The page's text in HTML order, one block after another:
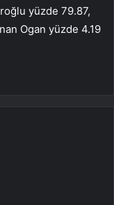
yüzde 79.87,
Ogan yüzde 4.19